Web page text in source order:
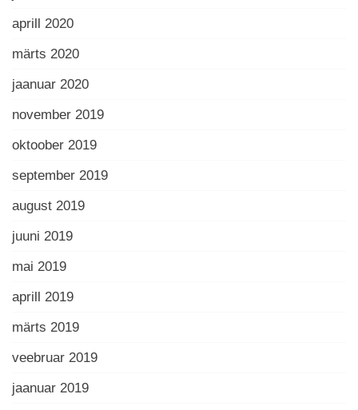
aprill 2020
märts 2020
jaanuar 2020
november 2019
oktoober 2019
september 2019
august 2019
juuni 2019
mai 2019
aprill 2019
märts 2019
veebruar 2019
jaanuar 2019